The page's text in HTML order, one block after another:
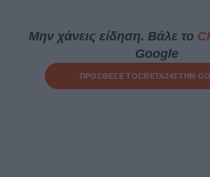
Μην χάνεις είδηση. Βάλε το
Google
ΠΡΟΣΘΕΣΕ ΤΟCRETA24ΣΤΗΝ